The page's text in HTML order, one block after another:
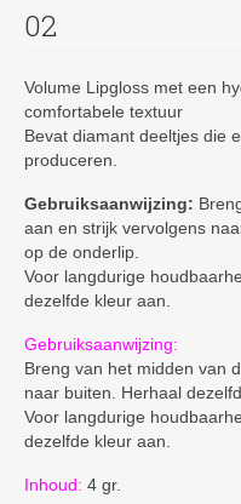
02
Volume Lipgloss met een
comfortabele textuur
Bevat diamant deeltjes die
produceren.
Gebruiksaanwijzing:
aan en strijk vervolgens
op de onderlip.
Voor langdurige
dezelfde kleur aan.
Gebruiksaanwijzing:
Breng van het midden van
naar buiten. Herhaal
Voor langdurige
dezelfde kleur aan.
Inhoud: 4 gr.